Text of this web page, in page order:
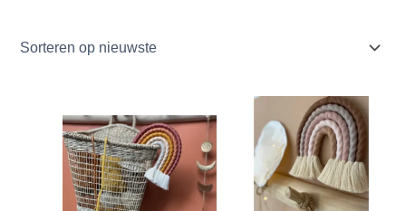
prijs
was:
€16,99.
prijs
is:
€12,99.
Oorspronkelijke
prijs
was:
€16,99.
Huidige
prijs
is:
€12,99.